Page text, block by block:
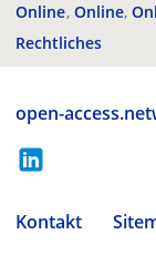
Online Online
Rechtliches
open-
Kontakt